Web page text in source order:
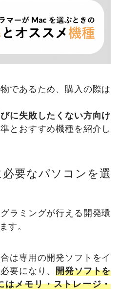
であるため、購入の際は
に失敗したくない方向け
とおすすめ機種を紹介し
要なパソコンを選
ラミングが行える開発環
す。
は専用の開発ソフトをイ
要になり、開発ソフトを
はメモリ・ストレージ・